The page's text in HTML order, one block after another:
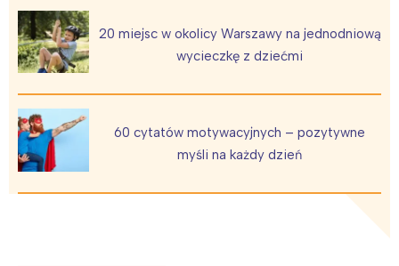
20 miejsc w okolicy Warszawy na jednodniową
wycieczkę z dziećmi
60 cytatów motywacyjnych – pozytywne
myśli na każdy dzień